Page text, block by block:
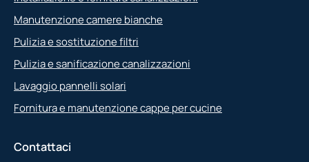
Manutenzione camere bianche
Pulizia e sostituzione filtri
Pulizia e sanificazione canalizzazioni
Lavaggio pannelli solari
Fornitura e manutenzione cappe per cucine
Contattaci